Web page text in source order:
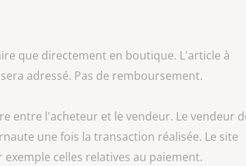
que directement en boutique. L'article à
adressé. Pas de remboursement.
entre l'acheteur et le vendeur. Le vendeur
une fois la transaction réalisée. Le site
celles relatives au paiement.